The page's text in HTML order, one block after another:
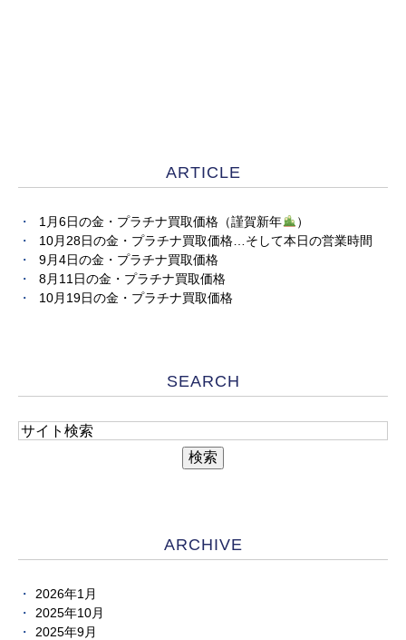
ARTICLE
1月6日の金・プラチナ買取価格（謹賀新年
）
10月28日の金・プラチナ買取価格…そして本日の営業時間
9月4日の金・プラチナ買取価格
8月11日の金・プラチナ買取価格
10月19日の金・プラチナ買取価格
SEARCH
ARCHIVE
2026年1月
2025年10月
2025年9月